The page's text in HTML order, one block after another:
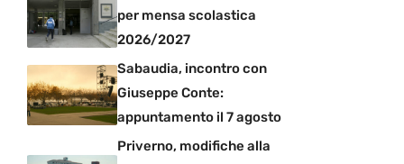
per mensa scolastica
2026/2027
Sabaudia, incontro con
Giuseppe Conte:
appuntamento il 7 agosto
Priverno, modifiche alla